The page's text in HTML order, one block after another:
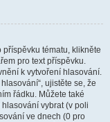
tématu, klikněte
pro text příspěvku.
k vytvoření hlasování.
ujistěte se, že
řádku. Můžete také
vybrat (v poli
ve dnech (0 pro